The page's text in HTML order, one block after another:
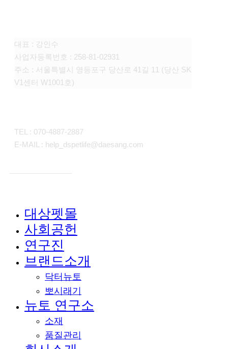
대표 : 강인수
사업자등록번호 : 258-81-02931
주소 : 서울특별시 영등포구 당산로 41길 11 (당산 SK
V1센터 W1001호)
TEL : 070-4887-2887
E-MAIL : help_dspetlife@daesang.com
Close 대상펫몰
사회공헌
연구진
브랜드소개
닥터뉴토
뽀시래기
뉴토 연구소
소재
품질관리